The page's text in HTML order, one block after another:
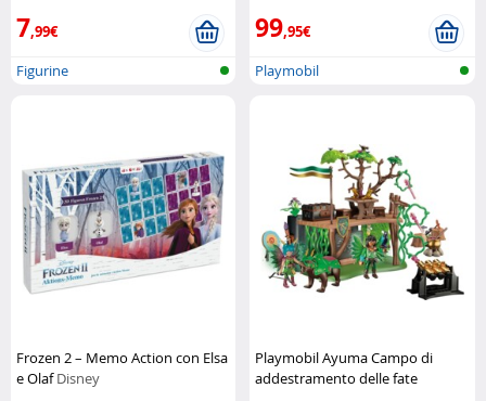
7,99€
Figurine
99,95€
Playmobil
Frozen 2 – Memo Action con Elsa
e OlafDisney
Playmobil Ayuma Campo di
addestramento delle fate